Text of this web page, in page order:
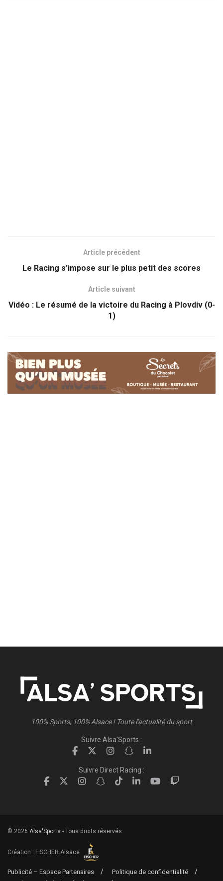
Article précédent
Le Racing s’impose sur le plus petit des scores
Article suivant
Vidéo : Le résumé de la victoire du Racing à Plovdiv (0-
1)
100% Sports, 100% Alsace ! Toute l'actualité du sport
Suivre Alsa'Sports :
Suivre Direct Racing :
© 2026 Alsa'Sports - Tous droits réservés
Création : FISCHER.Alsace
Publicité – Espace Partenaires
Politique de confidentialité